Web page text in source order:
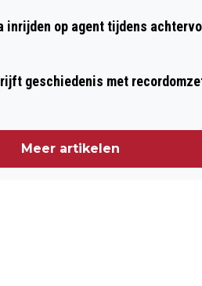
inrijden op agent tijdens
geschiedenis met
Meer artikelen